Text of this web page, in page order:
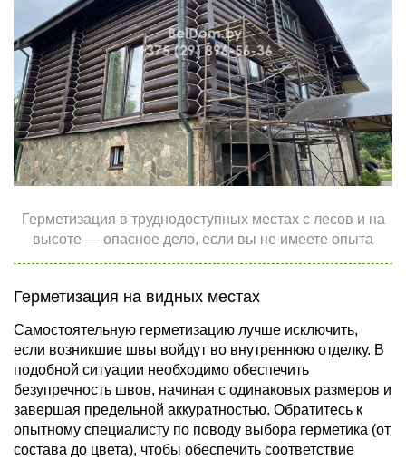
Герметизация в труднодоступных местах с лесов и на
высоте — опасное дело, если вы не имеете опыта
Герметизация на видных местах
Самостоятельную герметизацию лучше исключить,
если возникшие швы войдут во внутреннюю отделку. В
подобной ситуации необходимо обеспечить
безупречность швов, начиная с одинаковых размеров и
завершая предельной аккуратностью. Обратитесь к
опытному специалисту по поводу выбора герметика (от
состава до цвета), чтобы обеспечить соответствие